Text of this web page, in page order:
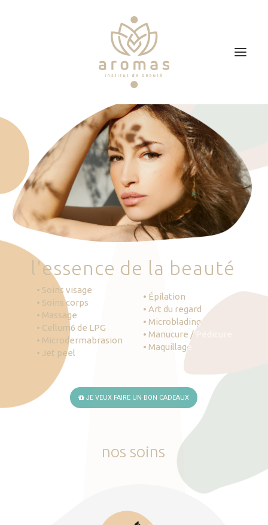
Soins
Je veux faire un bon cadeau
Plan d’accès
Prendre RDV
'essence de la beauté
• Soins visage
• Soins corps
• Massage
• Cellum6 de LPG
• Microdermabrasion
• Jet peel
• Épilation
• Art du regard
• Microblading
• Manucure / Pédicure
• Maquillage
JE VEUX FAIRE UN BON CADEAUX
nos soins